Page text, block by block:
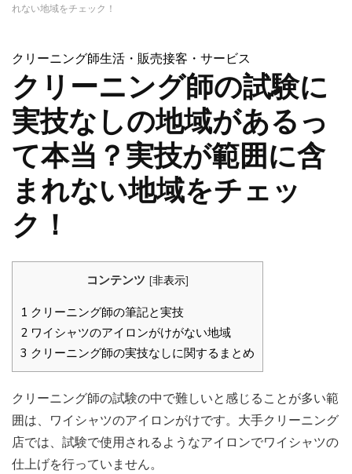
れない地域をチェック！
クリーニング師生活・販売接客・サービス
クリーニング師の試験に
実技なしの地域があるっ
て本当？実技が範囲に含
まれない地域をチェッ
ク！
コンテンツ [非表示]
1 クリーニング師の筆記と実技
2 ワイシャツのアイロンがけがない地域
3 クリーニング師の実技なしに関するまとめ
クリーニング師の試験の中で難しいと感じることが多い範
囲は、ワイシャツのアイロンがけです。大手クリーニング
店では、試験で使用されるようなアイロンでワイシャツの
仕上げを行っていません。